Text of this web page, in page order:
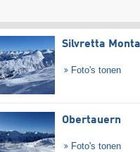
Silvretta
Foto's tonen
Obertauern
Foto's tonen